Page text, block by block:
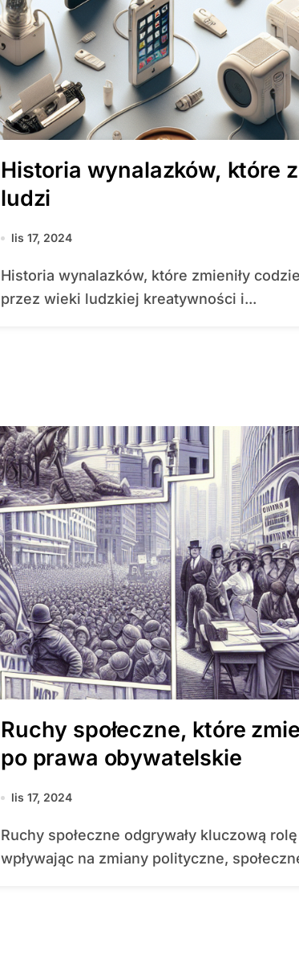
Historia wynalazków, które
ludzi
lis 17, 2024
Historia wynalazków, które zmieniły codzienne życie ludzi, jest fascynującą podróżą
przez wieki ludzkiej kreatywności i...
Ruchy społeczne, które
po prawa obywatelskie
lis 17, 2024
Ruchy społeczne odgrywały kluczową rolę w kształtowaniu historii ludzkości,
wpływając na zmiany polityczne,